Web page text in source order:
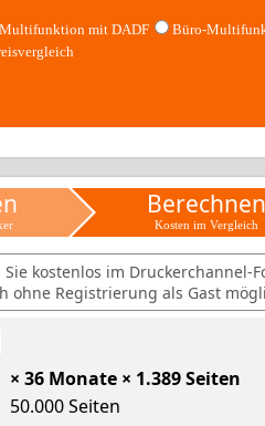
Multifunktion mit DADF Büro-
Berechnen
Kosten im Vergleich
kostenlos im Druckerchannel-
ohne Registrierung als Gast
× 36 Monate × 1.389 Seiten
50.000 Seiten